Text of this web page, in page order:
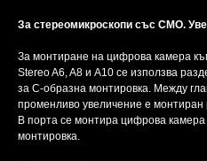
За стереомикроскопи със CMO.
За монтиране на цифрова камера
Stereo A6, A8 и A10 се използва
за С-образна монтировка. Между
променливо увеличение е
В порта се монтира цифрова
монтировка.